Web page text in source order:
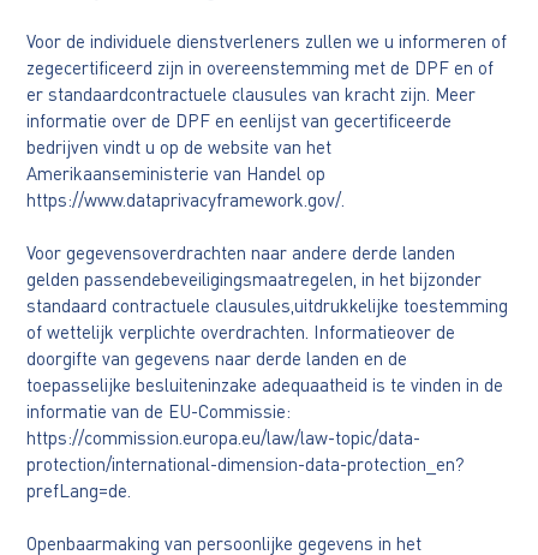
Voor de individuele dienstverleners zullen we u informeren of
zegecertificeerd zijn in overeenstemming met de DPF en of
er standaardcontractuele clausules van kracht zijn. Meer
informatie over de DPF en eenlijst van gecertificeerde
bedrijven vindt u op de website van het
Amerikaanseministerie van Handel op
https://www.dataprivacyframework.gov/.
Voor gegevensoverdrachten naar andere derde landen
gelden passendebeveiligingsmaatregelen, in het bijzonder
standaard contractuele clausules,uitdrukkelijke toestemming
of wettelijk verplichte overdrachten. Informatieover de
doorgifte van gegevens naar derde landen en de
toepasselijke besluiteninzake adequaatheid is te vinden in de
informatie van de EU-Commissie:
https://commission.europa.eu/law/law-topic/data-
protection/international-dimension-data-protection_en?
prefLang=de.
Openbaarmaking van persoonlijke gegevens in het